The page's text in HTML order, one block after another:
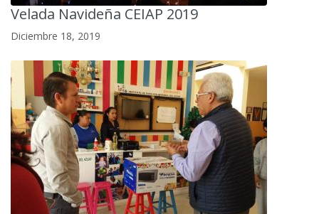
Velada Navideña CEIAP 2019
Diciembre 18, 2019